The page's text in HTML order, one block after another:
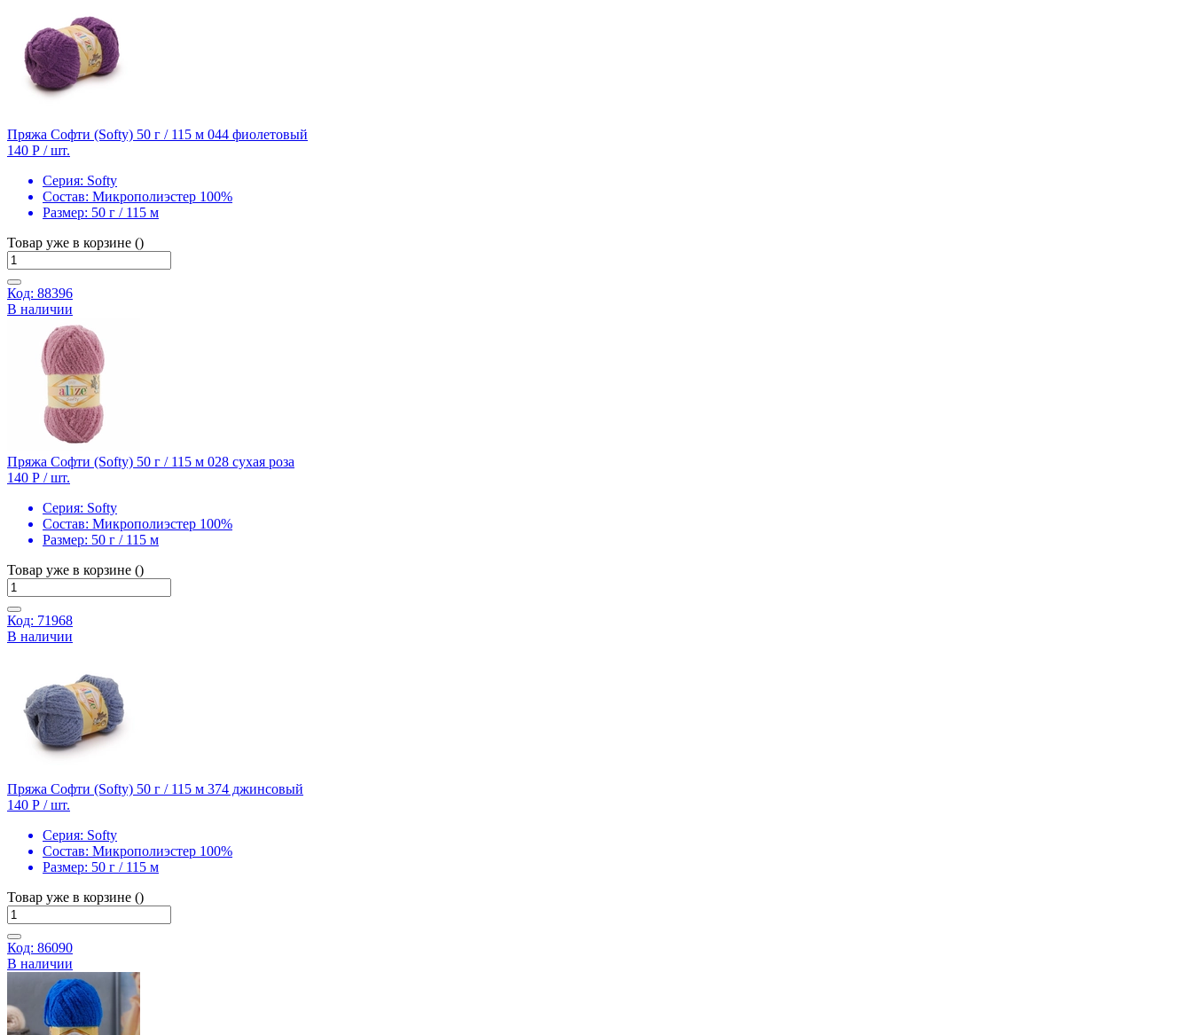
Пряжа Софти (Softy) 50 г / 115 м 044 фиолетовый
140 Р / шт.
Серия: Softy
Состав: Микрополиэстер 100%
Размер: 50 г / 115 м
Товар уже в корзине ()
Код: 88396
В наличии
Пряжа Софти (Softy) 50 г / 115 м 028 сухая роза
140 Р / шт.
Серия: Softy
Состав: Микрополиэстер 100%
Размер: 50 г / 115 м
Товар уже в корзине ()
Код: 71968
В наличии
Пряжа Софти (Softy) 50 г / 115 м 374 джинсовый
140 Р / шт.
Серия: Softy
Состав: Микрополиэстер 100%
Размер: 50 г / 115 м
Товар уже в корзине ()
Код: 86090
В наличии